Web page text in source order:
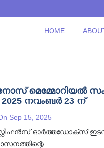
HOME
മെമ്മോറിയൽ
നവംബർ 23 ന്
Sep 15, 2025
സ്റ്റീഫൻസ് ഓർത്തഡോക്സ്